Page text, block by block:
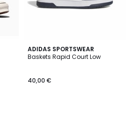
ADIDAS SPORTSWEAR
Baskets Rapid Court Low
40,00 €
4,8
/ 5